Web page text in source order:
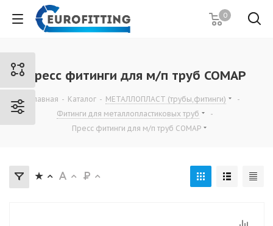
0
Пресс фитинги для м/п труб COMAP
Главная - Каталог - МЕТАЛЛОПЛАСТ (трубы,фитинги)
-
Фитинги для металлопластиковых труб
-
Пресс фитинги для м/п труб COMAP